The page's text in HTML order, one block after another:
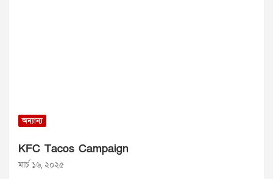
অন্যান্য
KFC Tacos Campaign
মার্চ ১৬, ২০২৫